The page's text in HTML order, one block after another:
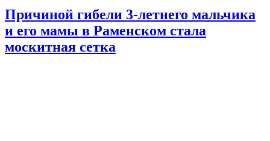
Причиной гибели 3-летнего мальчика
и его мамы в Раменском стала
москитная сетка